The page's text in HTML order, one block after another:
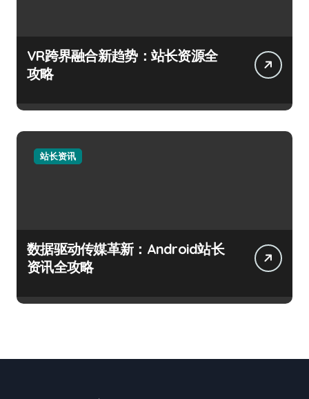
VR跨界融合新趋势：站长资源全
攻略
站长资讯
数据驱动传媒革新：Android站长
资讯全攻略